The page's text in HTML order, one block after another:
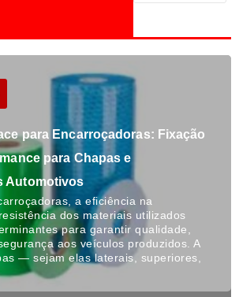
para Encarroçadoras: Fixação
para Chapas e
Automotivos
a eficiência na
dos materiais utilizados
para garantir qualidade,
aos veículos produzidos. A
— sejam elas laterais, superiores,